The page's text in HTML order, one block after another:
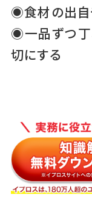
◉食材の出自
◉一品ずつ丁
切にする